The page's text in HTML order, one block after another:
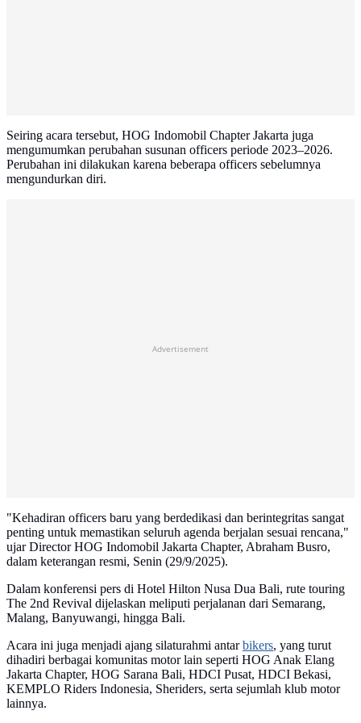
Seiring acara tersebut, HOG Indomobil Chapter Jakarta juga
mengumumkan perubahan susunan officers periode 2023–2026.
Perubahan ini dilakukan karena beberapa officers sebelumnya
mengundurkan diri.
Advertisement
"Kehadiran officers baru yang berdedikasi dan berintegritas sangat
penting untuk memastikan seluruh agenda berjalan sesuai rencana,"
ujar Director HOG Indomobil Jakarta Chapter, Abraham Busro,
dalam keterangan resmi, Senin (29/9/2025).
Dalam konferensi pers di Hotel Hilton Nusa Dua Bali, rute touring
The 2nd Revival dijelaskan meliputi perjalanan dari Semarang,
Malang, Banyuwangi, hingga Bali.
Acara ini juga menjadi ajang silaturahmi antarbikers, yang turut
dihadiri berbagai komunitas motor lain seperti HOG Anak Elang
Jakarta Chapter, HOG Sarana Bali, HDCI Pusat, HDCI Bekasi,
KEMPLO Riders Indonesia, Sheriders, serta sejumlah klub motor
lainnya.